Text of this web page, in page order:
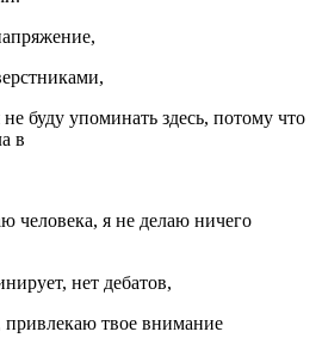
буду упоминать здесь, потому что
в
человека, я не делаю ничего
нет дебатов,
твое внимание